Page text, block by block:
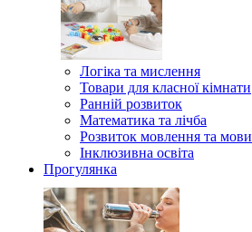
Логіка та мислення
Товари для класної кімнати
Ранній розвиток
Математика та лічба
Розвиток мовлення та мови
Інклюзивна освіта
Прогулянка